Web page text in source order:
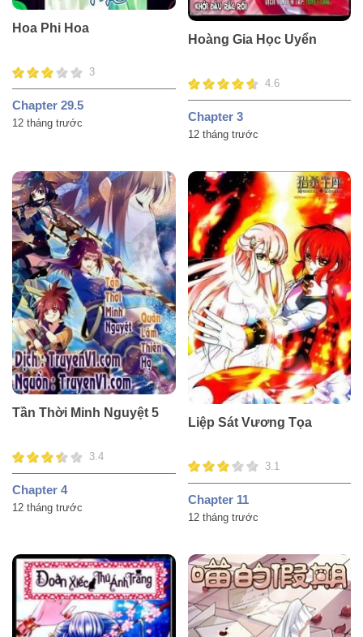
Hoa Phi Hoa
3
Chapter 29.5
12 tháng trước
Hoàng Gia Học Uyển
4.6
Chapter 3
12 tháng trước
Tần Thời Minh Nguyệt 5
3.4
Chapter 4
12 tháng trước
Liệp Sát Vương Tọa
3.1
Chapter 11
12 tháng trước